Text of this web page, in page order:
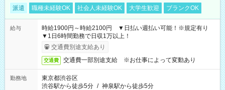
派遣 職種未経験OK 社会人未経験OK 大学生歓迎 ブランクOK
給与
時給1900円～時給2100円 ▼日払い週払い可能！※規定有り
▼1日6時間勤務で日収1万以上！
交通費別途支給あり
交通費 交通費一部別途支給 ※お仕事によって変動あり
勤務地
東京都渋谷区
渋谷駅から徒歩5分 / 神泉駅から徒歩5分